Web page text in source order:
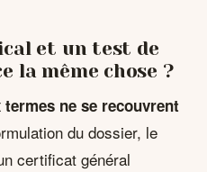
et un test de
la même chose ?
termes ne se recouvrent
du dossier, le
certificat général